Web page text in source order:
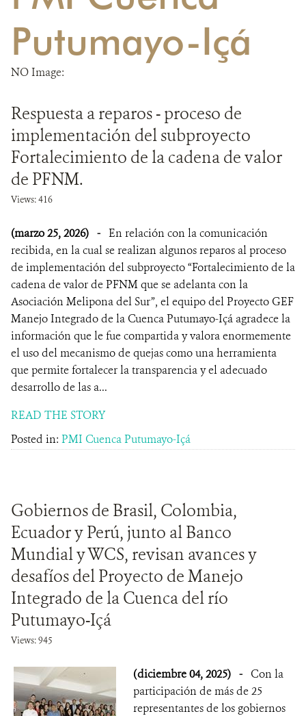
WCS VISUAL
ALIADOS Y ALIANZAS
COBERTURA EN MEDIOS DE COMUNICACIÓN
DONA
Putumayo-Içá
NO Image:
Respuesta a reparos - proceso de
implementación del subproyecto
Fortalecimiento de la cadena de valor
de PFNM.
Views: 416
(marzo 25, 2026) - En relación con la comunicación
recibida, en la cual se realizan algunos reparos al proceso
de implementación del subproyecto “Fortalecimiento de la
cadena de valor de PFNM que se adelanta con la
Asociación Melipona del Sur”, el equipo del Proyecto GEF
Manejo Integrado de la Cuenca Putumayo-Içá agradece la
información que le fue compartida y valora enormemente
el uso del mecanismo de quejas como una herramienta
que permite fortalecer la transparencia y el adecuado
desarrollo de las a...
READ THE STORY
Posted in: PMI Cuenca Putumayo-Içá
Gobiernos de Brasil, Colombia,
Ecuador y Perú, junto al Banco
Mundial y WCS, revisan avances y
desafíos del Proyecto de Manejo
Integrado de la Cuenca del río
Putumayo-Içá
Views: 945
(diciembre 04, 2025) - Con la
participación de más de 25
representantes de los gobiernos